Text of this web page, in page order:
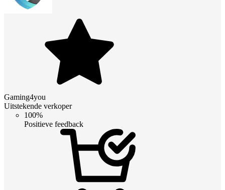
Gaming4you
Uitstekende verkoper
100%
Positieve feedback